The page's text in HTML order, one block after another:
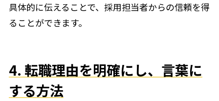
具体的に伝えることで、採用担当者からの信頼を得
ることができます。
4. 転職理由を明確にし、言葉に
する方法